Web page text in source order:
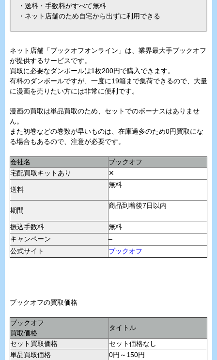
・送料・手数料がすべて無料
・ネット店舗のため自宅から出ずに利用できる
ネット店舗「ブックオフオンライン」は、業界最大手ブックオフ
が提供するサービスです。
買取に必要なダンボールは1枚200円で購入できます。
有料のダンボールですが、一度に19箱まで集荷できるので、大量
に漫画を売りたい方には非常に便利です。
漫画の買取は単品買取のため、セットでのボーナスはありませ
ん。
また初巻などの巻数が早いものは、在庫過多のため0円買取にな
る場合もあるので、注意が必要です。
会社名
ブックオフ
宅配買取キットあり
✕
送料
無料
期間
商品到着後7日以内
振込手数料
無料
キャンペーン
–
公式サイト
ブックオフ
ブックオフの買取価格
ブックオフ
買取価格
タイトル
セット買取価格
セット価格なし
単品買取価格
0円～150円